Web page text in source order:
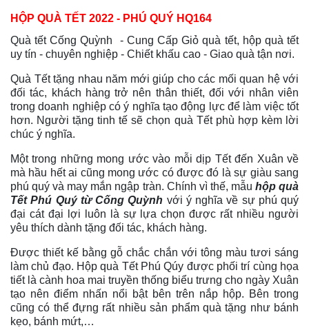
HỘP QUÀ TẾT 2022 - PHÚ QUÝ HQ164
Quà tết Cống Quỳnh - Cung Cấp Giỏ quà tết, hộp quà tết
uy tín - chuyên nghiệp - Chiết khấu cao - Giao quà tận nơi.
Quà Tết tặng nhau năm mới giúp cho các mối quan hệ với
đối tác, khách hàng trở nên thân thiết, đối với nhân viên
trong doanh nghiệp có ý nghĩa tạo động lực để làm việc tốt
hơn. Người tặng tinh tế sẽ chọn quà Tết phù hợp kèm lời
chúc ý nghĩa.
Một trong những mong ước vào mỗi dịp Tết đến Xuân về
mà hầu hết ai cũng mong ước có được đó là sự giàu sang
phú quý và may mắn ngập tràn. Chính vì thế, mẫu hộp quà
Tết Phú Quý từ Cống Quỳnh với ý nghĩa về sự phú quý
đại cát đại lợi luôn là sự lựa chọn được rất nhiều người
yêu thích dành tặng đối tác, khách hàng.
Được thiết kế bằng gỗ chắc chắn với tông màu tươi sáng
làm chủ đạo. Hộp quà Tết Phú Qúy được phối trí cùng họa
tiết là cành hoa mai truyền thống biểu trưng cho ngày Xuân
tạo nên điểm nhấn nổi bật bên trên nắp hộp. Bên trong
cũng có thể đựng rất nhiều sản phẩm quà tặng như bánh
kẹo, bánh mứt,…